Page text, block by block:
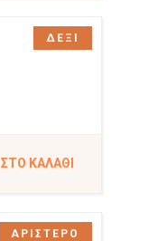
ΣΤΟ ΚΑΛΆΘΙ
ΔΕΞΙ
ΑΡΙΣΤΕΡΟ